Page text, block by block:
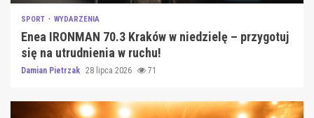
SPORT WYDARZENIA
Enea IRONMAN 70.3 Kraków w niedzielę – przygotuj
się na utrudnienia w ruchu!
Damian Pietrzak 28 lipca 2026 71